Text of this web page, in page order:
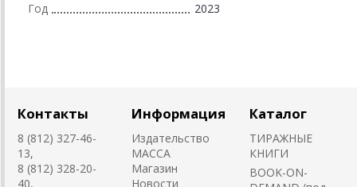
Год 2023
Контакты
8 (812) 327-46-
13,
8 (812) 328-20-
40,
Информация
Издательство
MACCA
Магазин
Новости
Каталог
ТИРАЖНЫЕ
КНИГИ
BOOK-ON-